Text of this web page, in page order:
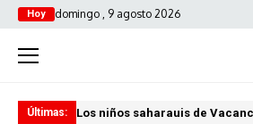
Hoy domingo , 9 agosto 2026
Últimas: Los niños saharauis de